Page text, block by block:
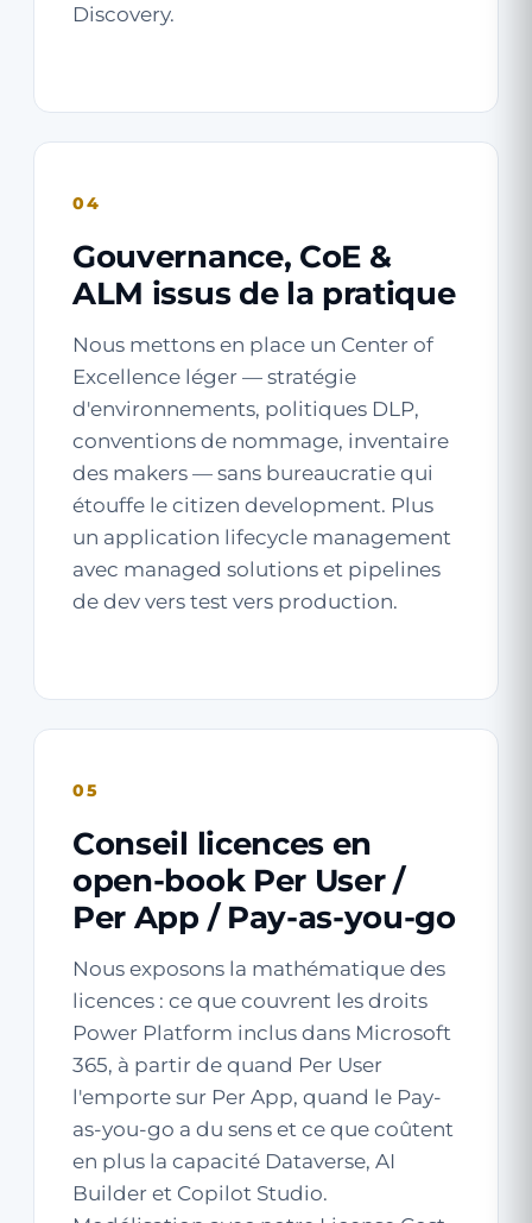
Discovery.
04
Gouvernance, CoE &
ALM issus de la pratique
Nous mettons en place un Center of
Excellence léger — stratégie
d'environnements, politiques DLP,
conventions de nommage, inventaire
des makers — sans bureaucratie qui
étouffe le citizen development. Plus
un application lifecycle management
avec managed solutions et pipelines
de dev vers test vers production.
05
Conseil licences en
open-book Per User /
Per App / Pay-as-you-go
Nous exposons la mathématique des
licences : ce que couvrent les droits
Power Platform inclus dans Microsoft
365, à partir de quand Per User
l'emporte sur Per App, quand le Pay-
as-you-go a du sens et ce que coûtent
en plus la capacité Dataverse, AI
Builder et Copilot Studio.